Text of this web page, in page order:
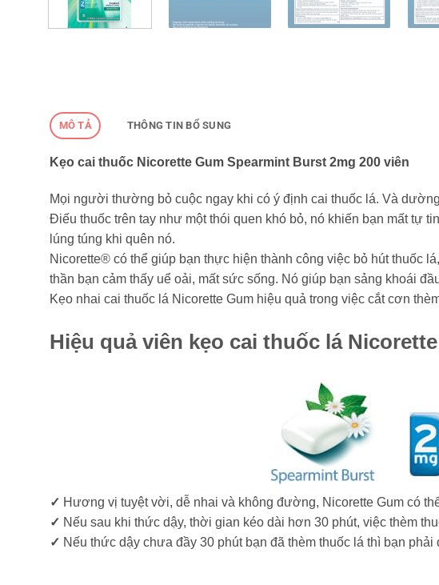
MÔ TẢ THÔNG TIN BỔ SUNG
Kẹo cai thuốc Nicorette Gum Spearmint Burst 2mg 200 viên
Mọi người thường bỏ cuộc ngay khi có ý định cai thuốc lá. Và
Điếu thuốc trên tay như một thói quen khó bỏ, nó khiến bạn mất tự
lúng túng khi quên nó.
Nicorette® có thể giúp bạn thực hiện thành công việc bỏ hút thuốc
thần bạn cảm thấy uể oải, mất sức sống. Nó giúp bạn sảng khoái
Kẹo nhai cai thuốc lá Nicorette Gum hiệu quả trong việc cắt cơn
Hiệu quả viên kẹo cai thuốc lá
✓ Hương vị tuyệt vời, dễ nhai và không đường, Nicorette Gum có
✓ Nếu sau khi thức dậy, thời gian kéo dài hơn 30 phút, việc thèm
✓ Nếu thức dậy chưa đầy 30 phút bạn đã thèm thuốc lá thì bạn